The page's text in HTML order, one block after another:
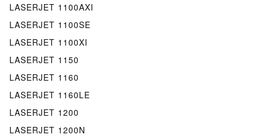
LASERJET 1100AXI
LASERJET 1100SE
LASERJET 1100XI
LASERJET 1150
LASERJET 1160
LASERJET 1160LE
LASERJET 1200
LASERJET 1200N